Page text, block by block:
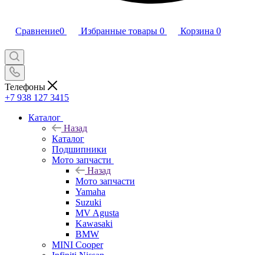
Сравнение0 Избранные товары 0 Корзина 0
Телефоны
+7 938 127 3415
Каталог
Назад
Каталог
Подшипники
Мото запчасти
Назад
Мото запчасти
Yamaha
Suzuki
MV Agusta
Kawasaki
BMW
MINI Cooper